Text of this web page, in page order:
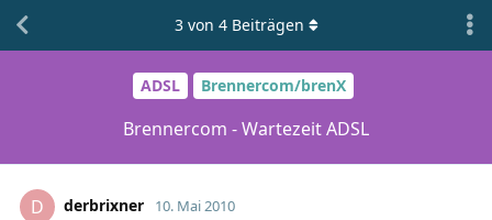
ADSL Brennercom/brenX
Brennercom - Wartezeit ADSL
3von 4Beiträgen
D derbrixner 10. Mai 2010